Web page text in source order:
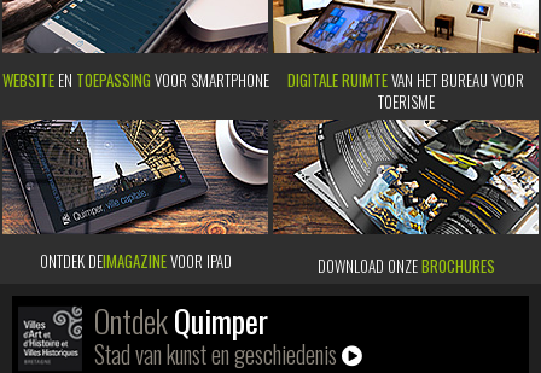
WEBSITEEN TOEPASSING VOOR SMARTPHONE DIGITALE RUIMTEVAN HET BUREAU VOOR
TOERISME
ONTDEK DEIMAGAZINEVOOR IPAD DOWNLOAD ONZEBROCHURES
OntdekQuimper
Stad van kunst en geschiedenis